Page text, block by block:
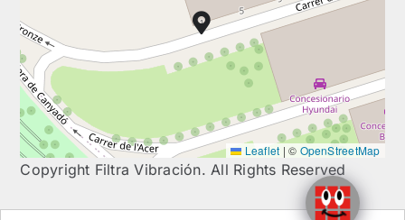
Leaflet | © OpenStreetMap
Copyright Filtra Vibración. All Rights Reserved